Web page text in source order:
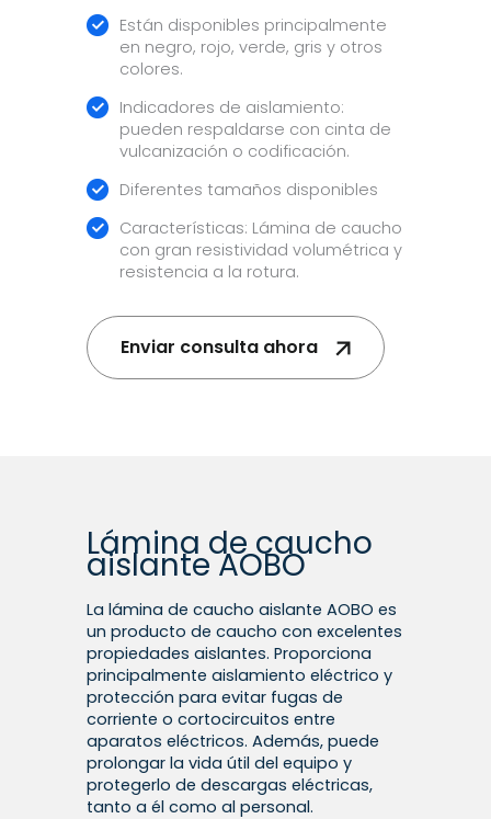
Están disponibles principalmente
en negro, rojo, verde, gris y otros
colores.
Indicadores de aislamiento:
pueden respaldarse con cinta de
vulcanización o codificación.
Diferentes tamaños disponibles
Características: Lámina de caucho
con gran resistividad volumétrica y
resistencia a la rotura.
Enviar consulta ahora
Lámina de caucho
aislante AOBO
La lámina de caucho aislante AOBO es
un producto de caucho con excelentes
propiedades aislantes. Proporciona
principalmente aislamiento eléctrico y
protección para evitar fugas de
corriente o cortocircuitos entre
aparatos eléctricos. Además, puede
prolongar la vida útil del equipo y
protegerlo de descargas eléctricas,
tanto a él como al personal.